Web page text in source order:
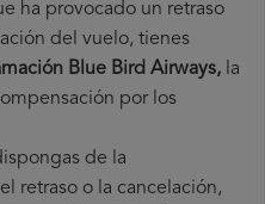
ha provocado un retraso
del vuelo, tienes
Blue Bird Airways, la
por los
de la
retraso o la cancelación,